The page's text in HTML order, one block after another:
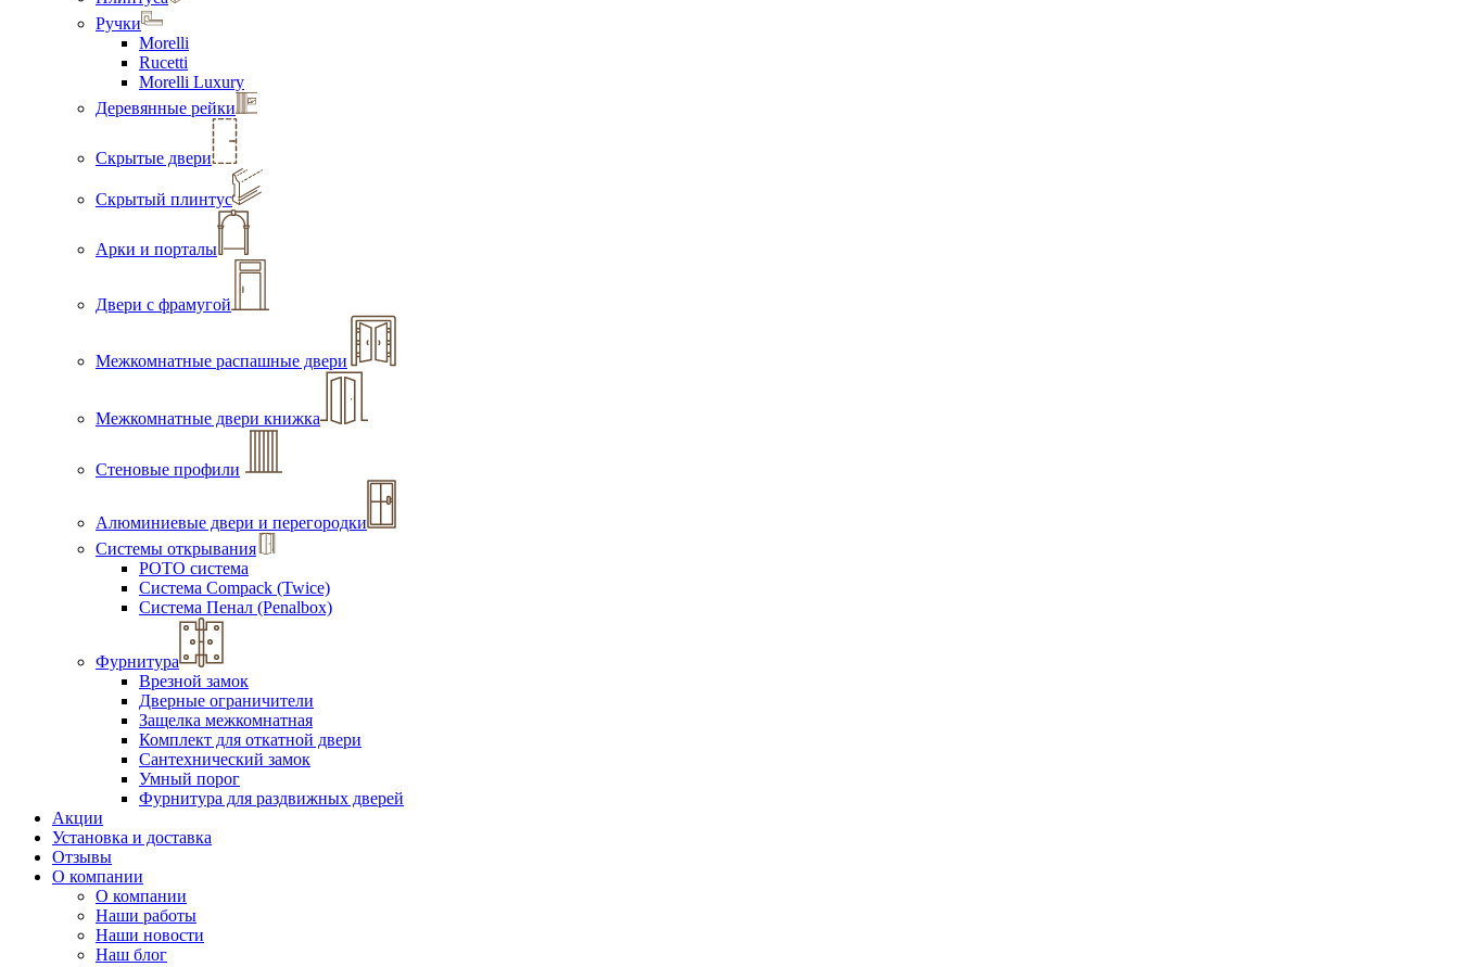
Ручки
Morelli
Rucetti
Morelli Luxury
Деревянные рейки
Скрытые двери
Скрытый плинтус
Арки и порталы
Двери с фрамугой
Межкомнатные распашные двери
Межкомнатные двери книжка
Стеновые профили
Алюминиевые двери и перегородки
Системы открывания
РОТО система
Система Compack (Twice)
Система Пенал (Penalbox)
Фурнитура
Врезной замок
Дверные ограничители
Защелка межкомнатная
Комплект для откатной двери
Сантехнический замок
Умный порог
Фурнитура для раздвижных дверей
Акции
Установка и доставка
Отзывы
О компании
О компании
Наши работы
Наши новости
Наш блог